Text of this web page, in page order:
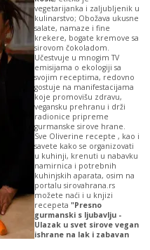
vegetarijanka i zaljubljenik u
kulinarstvo; Obožava ukusne
salate, namaze i fine
krekere, bogate kremove sa
sirovom čokoladom.
Učestvuje u mnogim TV
emisijama o ekologiji sa
svojim receptima, redovno
gostuje na manifestacijama
koje promovišu zdravu,
vegansku prehranu i drži
radionice pripreme
gurmanske sirove hrane.
Sve Oliverine recepte , kao i
savete kako se organizovati
u kuhinji, krenuti u nabavku
namirnica i potrebnih
kuhinjskih aparata, osim na
portalu sirovahrana.rs
možete naći i u knjizi
recepeta"Presno
gurmanski s ljubavlju -
Ulazak u svet sirove vegan
ishrane na lak i zabavan